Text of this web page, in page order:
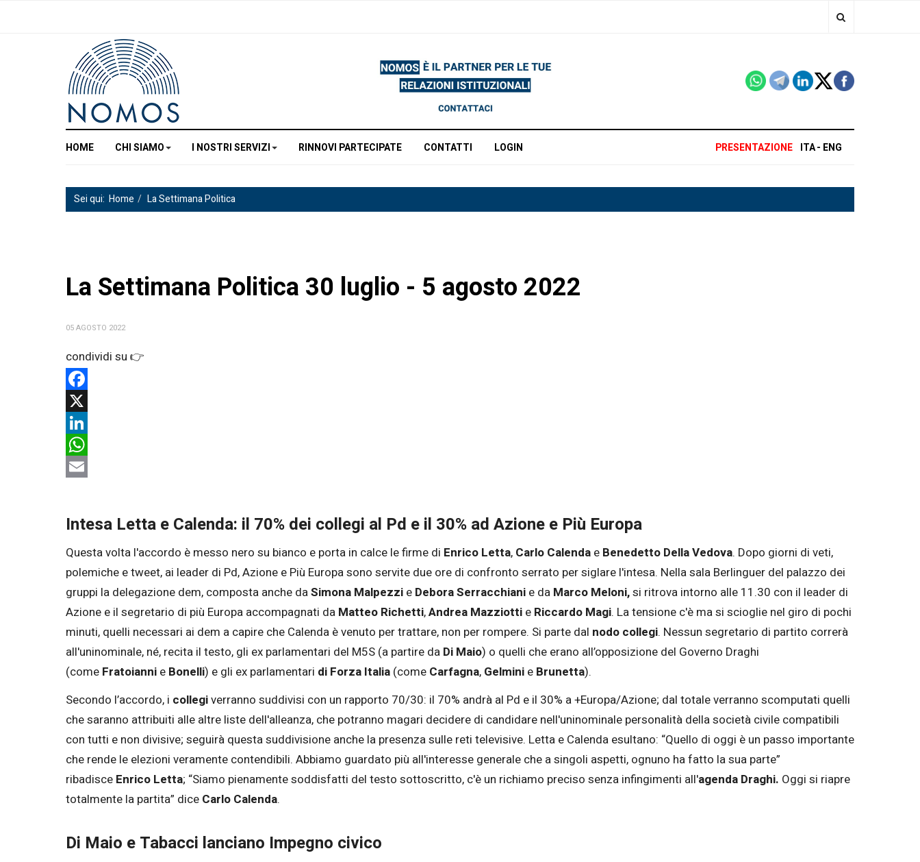
HOME CHI SIAMO I NOSTRI SERVIZI RINNOVI PARTECIPATE CONTATTI LOGIN PRESENTAZIONE ITA ENG
Sei qui: Home La Settimana Politica
La Settimana Politica 30 luglio - 5 agosto 2022
05 AGOSTO 2022
Facebook
X
LinkedIn
WhatsApp
Intesa Letta e Calenda: il 70% dei collegi al Pd e il 30% ad Azione e Più Europa
Questa volta l'accordo è messo nero su bianco e porta in calce le firme di Enrico Letta, Carlo Calenda e Benedetto Della Vedova. Dopo giorni di veti,
polemiche e tweet, ai leader di Pd, Azione e Più Europa sono servite due ore di confronto serrato per siglare l'intesa. Nella sala Berlinguer del palazzo dei
gruppi la delegazione dem, composta anche daSimona Malpezzi e Debora Serracchiani e da Marco Meloni,si ritrova intorno alle 11.30 con il leader di
Azione e il segretario di più Europa accompagnati da Matteo Richetti,Andrea Mazziotti e Riccardo Magi. La tensione c'è ma si scioglie nel giro di pochi
minuti, quelli necessari ai dem a capire che Calenda è venuto per trattare, non per rompere. Si parte dal nodo collegi. Nessun segretario di partito correrà
all'uninominale, né, recita il testo, gli ex parlamentari del M5S (a partire da Di Maio) o quelli che erano all’opposizione del Governo Draghi
(come Fratoianni e Bonelli) e gli ex parlamentari di Forza Italia (come Carfagna, Gelmini e Brunetta).
Secondo l’accordo, i collegiverranno suddivisi con un rapporto 70/30: il 70% andrà al Pd e il 30% a +Europa/Azione; dal totale verranno scomputati quelli
che saranno attribuiti alle altre liste dell'alleanza, che potranno magari decidere di candidare nell'uninominale personalità della società civile compatibili
con tutti e non divisive; seguirà questa suddivisione anche la presenza sulle reti televisive. Letta e Calenda esultano: “Quello di oggi è un passo importante
che rende le elezioni veramente contendibili. Abbiamo guardato più all'interesse generale che a singoli aspetti, ognuno ha fatto la sua parte”
ribadisce Enrico Letta; “Siamo pienamente soddisfatti del testo sottoscritto, c'è un richiamo preciso senza infingimenti all'agenda Draghi. Oggi si riapre
totalmente la partita” dice Carlo Calenda.
Di Maio e Tabacci lanciano Impegno civico